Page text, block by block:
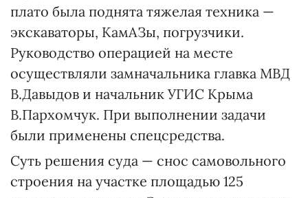
плато была поднята тяжелая техника —
экскаваторы, КамАЗы, погрузчики.
Руководство операцией на месте
осуществляли замначальника главка МВД
В.Давыдов и начальник УГИС Крыма
В.Пархомчук. При выполнении задачи
были применены спецсредства.
Суть решения суда — снос самовольного
строения на участке площадью 125